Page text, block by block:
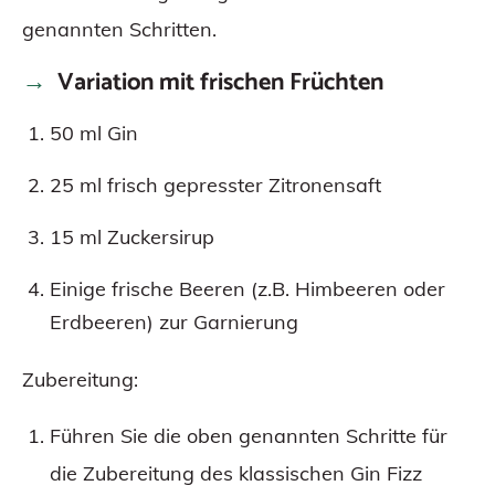
genannten Schritten.
Variation mit frischen Früchten
50 ml Gin
25 ml frisch gepresster Zitronensaft
15 ml Zuckersirup
Einige frische Beeren (z.B. Himbeeren oder
Erdbeeren) zur Garnierung
Zubereitung:
Führen Sie die oben genannten Schritte für
die Zubereitung des klassischen Gin Fizz